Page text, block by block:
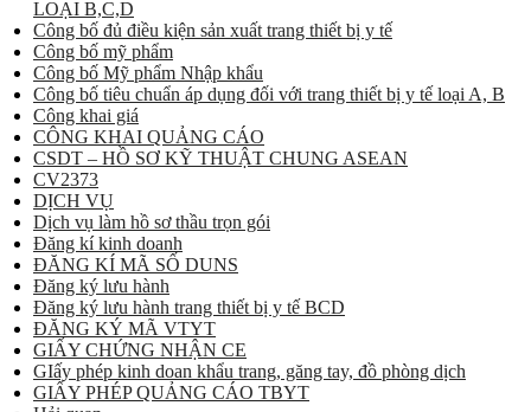
LOẠI B,C,D
Công bố đủ điều kiện sản xuất trang thiết bị y tế
Công bố mỹ phẩm
Công bố Mỹ phẩm Nhập khẩu
Công bố tiêu chuẩn áp dụng đối với trang thiết bị y tế loại A, B
Công khai giá
CÔNG KHAI QUẢNG CÁO
CSDT – HỒ SƠ KỸ THUẬT CHUNG ASEAN
CV2373
DỊCH VỤ
Dịch vụ làm hồ sơ thầu trọn gói
Đăng kí kinh doanh
ĐĂNG KÍ MÃ SỐ DUNS
Đăng ký lưu hành
Đăng ký lưu hành trang thiết bị y tế BCD
ĐĂNG KÝ MÃ VTYT
GIẤY CHỨNG NHẬN CE
GIấy phép kinh doan khẩu trang, găng tay, đồ phòng dịch
GIẤY PHÉP QUẢNG CÁO TBYT